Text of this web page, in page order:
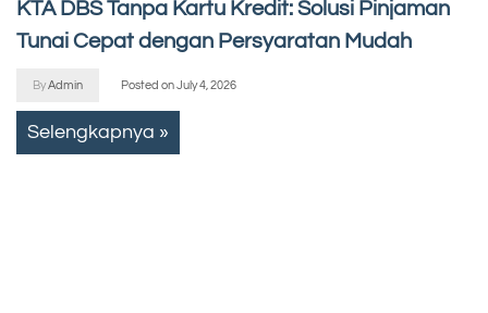
KTA DBS Tanpa Kartu Kredit: Solusi Pinjaman
Tunai Cepat dengan Persyaratan Mudah
ByAdmin Posted onJuly 4, 2026
Selengkapnya »